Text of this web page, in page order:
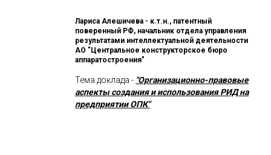
Лариса Алешичева - к.т.н., патентный
поверенный РФ, начальник отдела управления
результатами интеллектуальной деятельности
АО "Центральное конструкторское бюро
аппаратостроения"
Тема доклада - "Организационно-правовые
аспекты создания и использования РИД на
предприятии ОПК"